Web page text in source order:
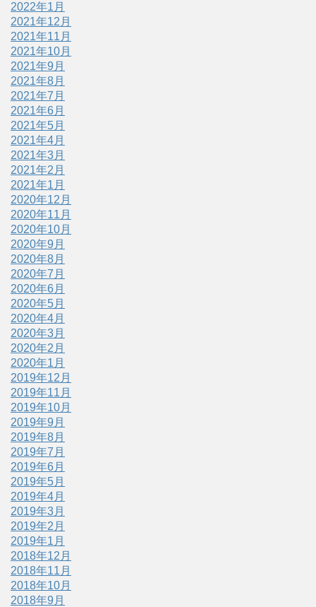
2022年1月
2021年12月
2021年11月
2021年10月
2021年9月
2021年8月
2021年7月
2021年6月
2021年5月
2021年4月
2021年3月
2021年2月
2021年1月
2020年12月
2020年11月
2020年10月
2020年9月
2020年8月
2020年7月
2020年6月
2020年5月
2020年4月
2020年3月
2020年2月
2020年1月
2019年12月
2019年11月
2019年10月
2019年9月
2019年8月
2019年7月
2019年6月
2019年5月
2019年4月
2019年3月
2019年2月
2019年1月
2018年12月
2018年11月
2018年10月
2018年9月